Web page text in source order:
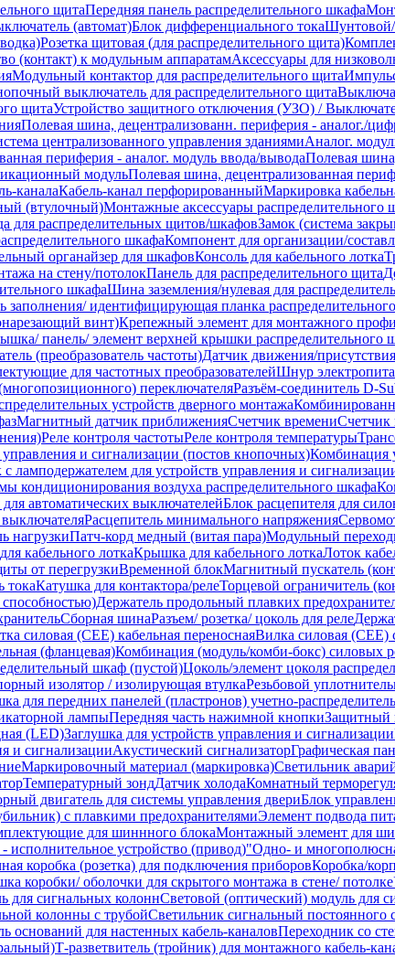
щитаПередняя панель распределительного шкафа
(автомат)Блок дифференциального токаШунтовой/
Розетка щитовая (для распределительного щита)
(контакт) к модульным аппаратамАксессуары для
Модульный контактор для распределительного щита
выключатель для распределительного щита
щитаУстройство защитного отключения (УЗО) /
Полевая шина, децентрализованн. периферия - аналог./
централизованного управления зданиямиАналог.
периферия - аналог. модуль ввода/выводаПолевая
модульПолевая шина, децентрализованная
каналаКабель-канал перфорированныйМаркировка
(втулочный)Монтажные аксессуары распределительного
для распределительных щитов/шкафовЗамок (система
шкафаКомпонент для организации/
органайзер для шкафовКонсоль для кабельного лотка
на стену/потолокПанель для распределительного щита
шкафаШина заземления/нулевая для
заполнения/ идентифицирующая планка
винт)Крепежный элемент для монтажного
панель/ элемент верхней крышки распределительного
(преобразователь частоты)Датчик движения/
для частотных преобразователейШнур
переключателяРазъём-соединитель D-
устройств дверного монтажа
Магнитный датчик приближенияСчетчик времениСчетчик
Реле контроля частотыРеле контроля температуры
и сигнализации (постов кнопочных)Комбинация
ламподержателем для устройств управления и
кондиционирования воздуха распределительного шкафа
автоматических выключателейБлок расцепителя для
Расцепитель минимального напряжения
нагрузкиПатч-корд медный (витая пара)Модульный
кабельного лоткаКрышка для кабельного лоткаЛоток
от перегрузкиВременной блокМагнитный пускатель
токаКатушка для контактора/релеТорцевой ограничитель
Держатель продольный плавких
Сборная шинаРазъем/ розетка/ цоколь для реле
силовая (CEE) кабельная переноснаяВилка силовая (CEE)
(фланцевая)Комбинация (модуль/комби-бокс) силовых
шкаф (пустой)Цоколь/элемент цоколя
изолятор / изолирующая втулкаРезьбовой
для передних панелей (пластронов) учетно-
лампыПередняя часть нажимной кнопкиЗащитный
(LED)Заглушка для устройств управления и сигнализации
и сигнализацииАкустический сигнализаторГрафическая
Маркировочный материал (маркировка)Светильник
Температурный зондДатчик холодаКомнатный
двигатель для системы управления двериБлок
с плавкими предохранителямиЭлемент подвода
для шиннного блокаМонтажный элемент для
исполнительное устройство (привод)"Одно- и
коробка (розетка) для подключения приборовКоробка/
коробки/ оболочки для скрытого монтажа в стене/ потолке
для сигнальных колоннСветовой (оптический) модуль для
колонны с трубойСветильник сигнальный постоянного
оснований для настенных кабель-каналовПереходник со
Т-разветвитель (тройник) для монтажного кабель-